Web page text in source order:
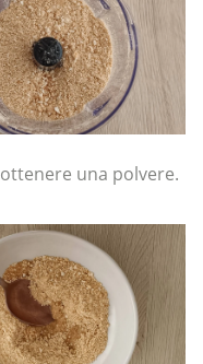
una polvere.